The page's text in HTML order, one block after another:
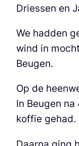
Driessen en
We hadden
wind in
Beugen.
Op de
In Beugen
koffie gehad.